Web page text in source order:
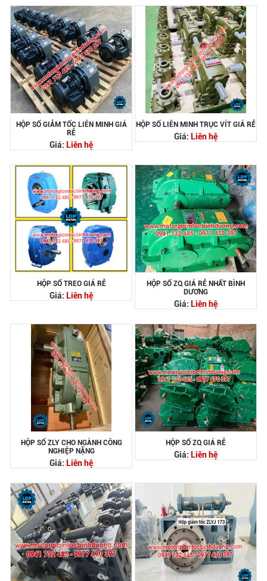
HỘP SỐ GIẢM TỐC LIÊN MINH GIÁ
RẺ
Giá: Liên hệ
HỘP SỐ LIÊN MINH TRỤC VÍT GIÁ RẺ
Giá: Liên hệ
HỘP SỐ TREO GIÁ RẺ
Giá: Liên hệ
HỘP SỐ ZQ GIÁ RẺ NHẤT BÌNH
DƯƠNG
Giá: Liên hệ
HỘP SỐ ZLY CHO NGÀNH CÔNG
NGHIỆP NẶNG
Giá: Liên hệ
HỘP SỐ ZQ GIÁ RẺ
Giá: Liên hệ